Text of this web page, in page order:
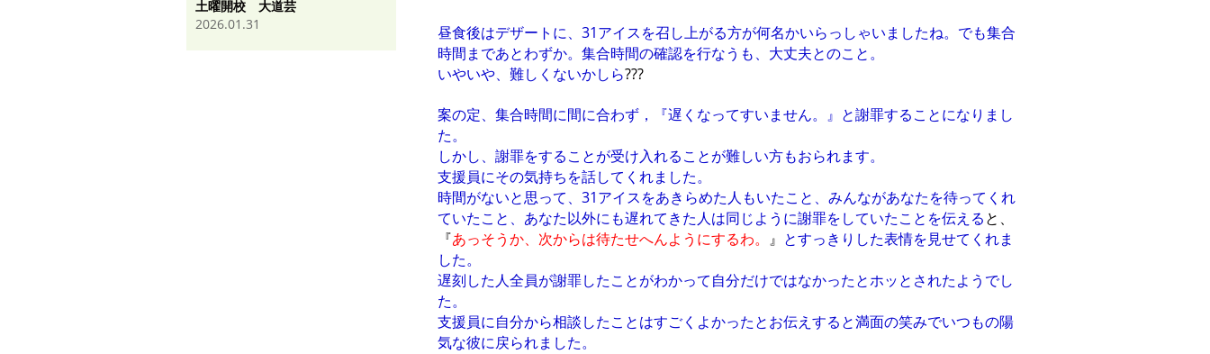
昼食後はデザートに、31アイスを召し上がる方が何名かいらっしゃいましたね。でも集合
時間まであとわずか。集合時間の確認を行なうも、大丈夫とのこと。
いやいや、難しくないかしら???
案の定、集合時間に間に合わず，『遅くなってすいません。』と謝罪することになりまし
た。
しかし、謝罪をすることが受け入れることが難しい方もおられます。
支援員にその気持ちを話してくれました。
時間がないと思って、31アイスをあきらめた人もいたこと、みんながあなたを待ってくれ
ていたこと、あなた以外にも遅れてきた人は同じように謝罪をしていたことを伝えると、
『あっそうか、次からは待たせへんようにするわ。 』 とすっきりした表情を見せてくれま
した。
遅刻した人全員が謝罪したことがわかって自分だけではなかったとホッとされたようでし
た。
支援員に自分から相談したことはすごくよかったとお伝えすると満面の笑みでいつもの陽
気な彼に戻られました。
土曜開校 大道芸
2026.01.31